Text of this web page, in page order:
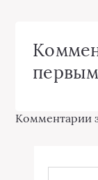
первым
Комментарии